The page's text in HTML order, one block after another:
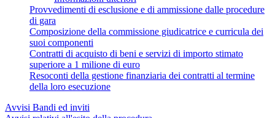
Provvedimenti di esclusione e di ammissione dalle procedure
di gara
Composizione della commissione giudicatrice e curricula dei
suoi componenti
Contratti di acquisto di beni e servizi di importo stimato
superiore a 1 milione di euro
Resoconti della gestione finanziaria dei contratti al termine
della loro esecuzione
Avvisi Bandi ed inviti